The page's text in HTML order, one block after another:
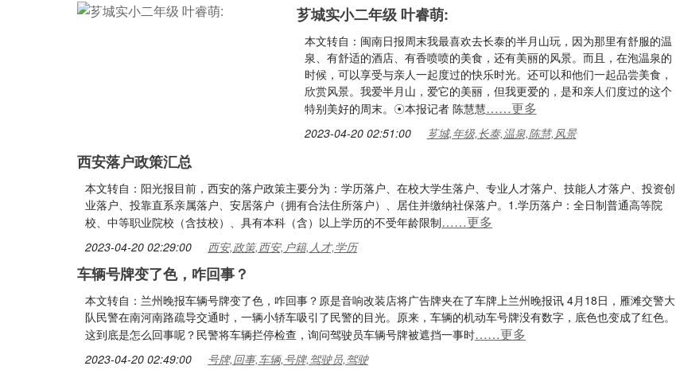
芗城实小二年级 叶睿萌:
本文转自：闽南日报周末我最喜欢去长泰的半月山玩，因为那里有舒服的温
泉、有舒适的酒店、有香喷喷的美食，还有美丽的风景。而且，在泡温泉的
时候，可以享受与亲人一起度过的快乐时光。还可以和他们一起品尝美食，
欣赏风景。我爱半月山，爱它的美丽，但我更爱的，是和亲人们度过的这个
特别美好的周末。☉本报记者 陈慧慧……更多
2023-04-20 02:51:00 芗城,年级,长泰,温泉,陈慧,风景
西安落户政策汇总
本文转自：阳光报目前，西安的落户政策主要分为：学历落户、在校大学生落户、专业人才落户、技能人才落户、投资创
业落户、投靠直系亲属落户、安居落户（拥有合法住所落户）、居住并缴纳社保落户。1.学历落户：全日制普通高等院
校、中等职业院校（含技校）、具有本科（含）以上学历的不受年龄限制……更多
2023-04-20 02:29:00 西安,政策,西安,户籍,人才,学历
车辆号牌变了色，咋回事？
本文转自：兰州晚报车辆号牌变了色，咋回事？原是音响改装店将广告牌夹在了车牌上兰州晚报讯 4月18日，雁滩交警大
队民警在南河南路疏导交通时，一辆小轿车吸引了民警的目光。原来，车辆的机动车号牌没有数字，底色也变成了红色。
这到底是怎么回事呢？民警将车辆拦停检查，询问驾驶员车辆号牌被遮挡一事时……更多
2023-04-20 02:49:00 号牌,回事,车辆,号牌,驾驶员,驾驶